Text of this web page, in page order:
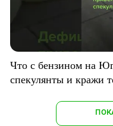
Что с бензином на
спекулянты и кражи